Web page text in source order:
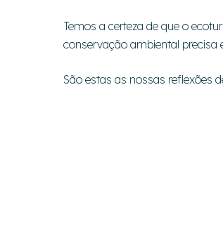
Temos a certeza de que o
conservação ambiental precisa
São estas as nossas reflexões